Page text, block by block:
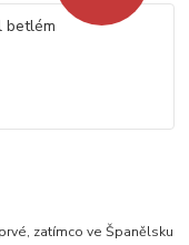
zatímco ve Španělsku